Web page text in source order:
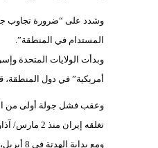
وشدد على “ضرورة تجاوب
المستدام في المنطقة”.
أمريكية” في دول المنطقة، قبل أن تعلن واشنطن
تغلقه إيران منذ 2 مارس/ آذار الماضي.
ومع بداية الهدنة في 8 أبريل، أعلنت طهران إعادة فتح المضيق، لكنها لاحقا قررت غلقه بعدما بدأت واشنطن فرض حصار بحري على الموانئ الإيرانية.